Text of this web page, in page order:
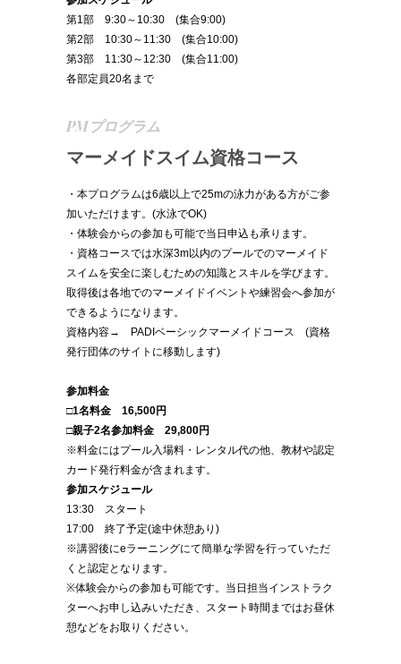
第1部 9:30～10:30 (集合9:00)
第2部 10:30～11:30 (集合10:00)
第3部 11:30～12:30 (集合11:00)
各部定員20名まで
PMプログラム
マーメイドスイム資格コース
・本プログラムは6歳以上で25mの泳力がある方がご参
加いただけます。(水泳でOK)
・体験会からの参加も可能で当日申込も承ります。
・資格コースでは水深3m以内のプールでのマーメイド
スイムを安全に楽しむための知識とスキルを学びます。
取得後は各地でのマーメイドイベントや練習会へ参加が
できるようになります。
資格内容→
PADIベーシックマーメイドコース (資格
発行団体のサイトに移動します)
参加料金
□1名料金 16,500円
□親子2名参加料金 29,800円
※料⾦にはプール⼊場料・レンタル代の他、教材や認定
カード発⾏料⾦が含まれます。
参加スケジュール
13:30 スタート
17:00 終了予定(途中休憩あり)
※講習後にeラーニングにて簡単な学習を行っていただ
くと認定となります。
※体験会からの参加も可能です。当日担当インストラク
ターへお申し込みいただき、スタート時間まではお昼休
憩などをお取りください。